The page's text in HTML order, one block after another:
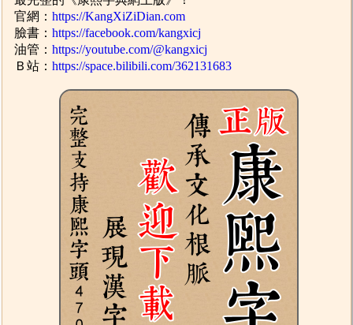
官網：https://KangXiZiDian.com
臉書：https://facebook.com/kangxicj
油管：https://youtube.com/@kangxicj
Ｂ站：https://space.bilibili.com/362131683